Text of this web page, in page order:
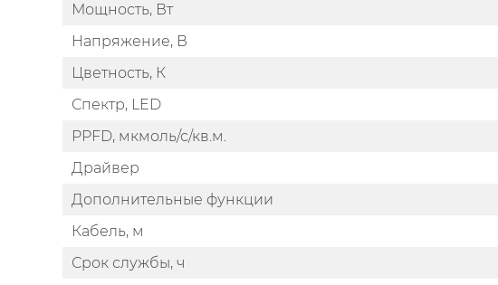
Мощность, Вт
Напряжение, В
Цветность, К
Спектр, LED
PPFD, мкмоль/с/кв.м.
Драйвер
Дополнительные функции
Кабель, м
Срок службы, ч